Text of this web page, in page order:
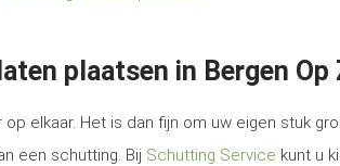
plaatsen in Bergen Op
elkaar. Het is dan fijn om uw eigen stuk
een schutting. Bij Schutting Service kunt u